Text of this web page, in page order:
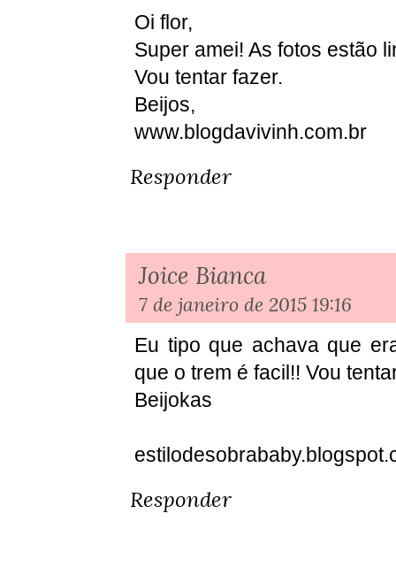
Oi flor,
Super amei! As fotos estão
Vou tentar fazer.
Beijos,
www.blogdavivinh.com.br
Responder
Joice Bianca
7 de janeiro de 2015 19:16
Eu tipo que achava que
que o trem é facil!! Vou
Beijokas
Responder